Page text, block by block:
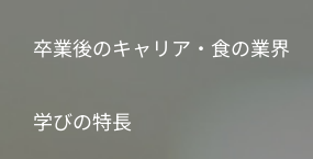
卒業後のキャリア・食の業界
学びの特長